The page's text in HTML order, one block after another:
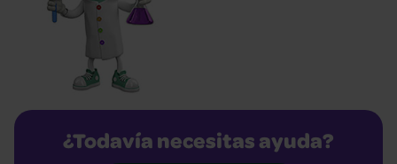
¿Todavía necesitas ayuda?